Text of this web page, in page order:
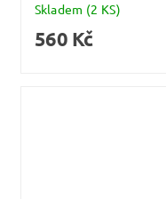
Skladem (2 KS)
560 Kč